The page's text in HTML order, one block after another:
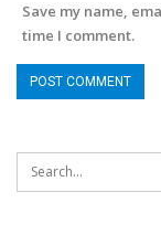
Save my name,
time I comment.